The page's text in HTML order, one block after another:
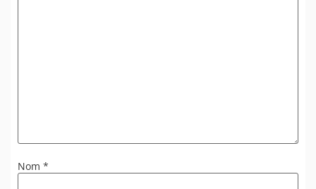
Nom *